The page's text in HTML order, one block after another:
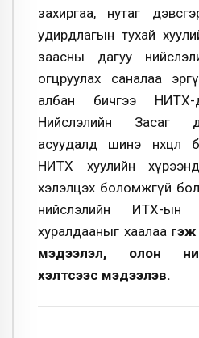
захиргаа, нутаг
удирдлагын тухай
заасны дагуу
огцруулах саналаа
албан бичгээ
Нийслэлийн Засаг
асуудалд шинэ нөхцөл
НИТХ хуулийн
хэлэлцэх боломжгүй
нийслэлийн ИТХ-
хуралдааныг хаалаа
мэдээлэл, олон
хэлтсээс мэдээлэв.